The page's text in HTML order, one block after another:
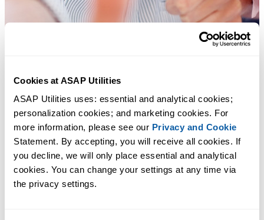
Cookies at ASAP Utilities
ASAP Utilities uses: essential and analytical cookies;
personalization cookies; and marketing cookies. For
more information, please see our Privacy and Cookie
Statement. By accepting, you will receive all cookies. If
you decline, we will only place essential and analytical
cookies. You can change your settings at any time via
the privacy settings.
Практичные инструменты, которых многим пользователям
не хватает в самом Excel.